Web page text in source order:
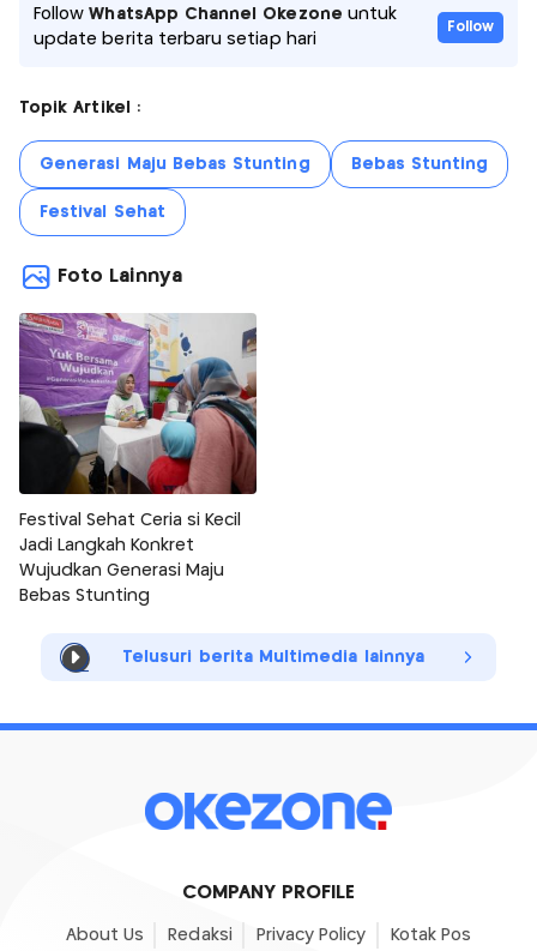
FollowWhatsApp Channel Okezone untuk
update berita terbaru setiap hari
Follow
Topik Artikel :
Generasi Maju Bebas Stunting Bebas Stunting
Festival Sehat
Foto Lainnya
Festival Sehat Ceria si Kecil
Jadi Langkah Konkret
Wujudkan Generasi Maju
Bebas Stunting
Telusuri berita Multimedia lainnya
COMPANY PROFILE
About Us Redaksi Privacy Policy Kotak Pos